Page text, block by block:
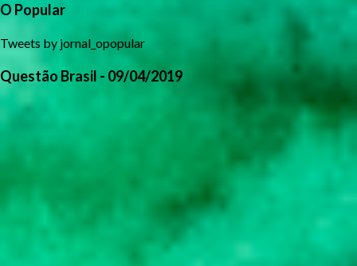
O Popular
Tweets by jornal_opopular
Questão Brasil - 09/04/2019